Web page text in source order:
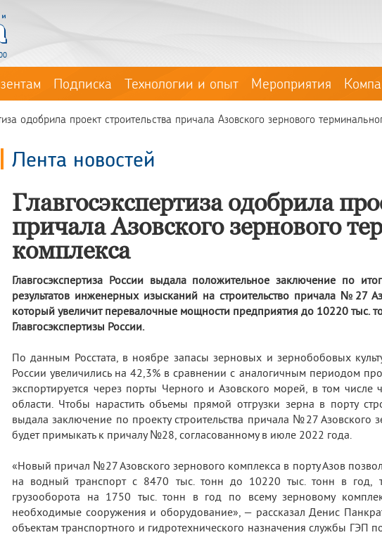
Подписка Технологии и опыт Мероприятия
одобрила проект строительства причала Азовского зернового
Лента новостей
Главгосэкспертиза одобрила
причала Азовского зернового
комплекса
Главгосэкспертиза России выдала положительное заключение по
результатов инженерных изысканий на строительство причала №27
который увеличит перевалочные мощности предприятия до 10220 тыс.
Главгосэкспертизы России.
По данным Росстата, в ноябре запасы зерновых и зернобобовых
России увеличились на 42,3% в сравнении с аналогичным периодом
экспортируется через порты Черного и Азовского морей, в том
области. Чтобы нарастить объемы прямой отгрузки зерна в порту
выдала заключение по проекту строительства причала №27
будет примыкать к причалу №28, согласованному в июле 2022 года.
«Новый причал №27 Азовского зернового комплекса в порту Азов
на водный транспорт с 8470 тыс. тонн до 10220 тыс. тонн в год,
грузооборота на 1750 тыс. тонн в год по всему зерновому
необходимые сооружения и оборудование», — рассказал Денис
объектам транспортного и гидротехнического назначения службы ГЭП